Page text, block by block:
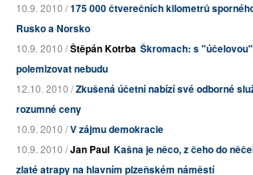
10.9. 2010 /175 000 čtverečních kilometrů
Rusko a Norsko
10.9. 2010 /Štěpán Kotrba Škromach: s
polemizovat nebudu
12.10. 2010 /Zkušená účetní nabízí své odborné
rozumné ceny
10.9. 2010 /V zájmu demokracie
10.9. 2010 /Jan Paul Kašna je něco, z čeho do
zlaté atrapy na hlavním plzeňském náměstí